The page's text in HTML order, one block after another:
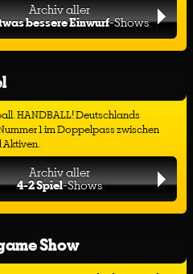
Archiv aller
bessere Einwurf-Shows
HANDBALL! Deutschlands
1 im Doppelpass zwischen
Aktiven.
Archiv aller
4-2 Spiel-Shows
Show